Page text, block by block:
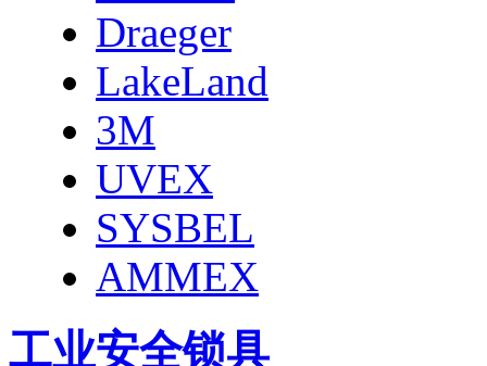
Draeger
LakeLand
3M
UVEX
SYSBEL
AMMEX
工业安全锁具